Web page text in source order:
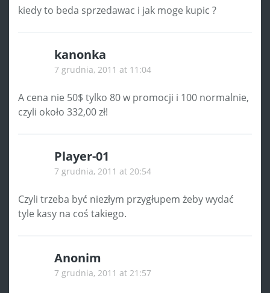
kiedy to beda sprzedawac i jak moge kupic ?
kanonka
7 grudnia, 2011 at 11:04
A cena nie 50$ tylko 80 w promocji i 100 normalnie,
czyli około 332,00 zł!
Player-01
7 grudnia, 2011 at 20:54
Czyli trzeba być niezłym przygłupem żeby wydać
tyle kasy na coś takiego.
Anonim
7 grudnia, 2011 at 21:57